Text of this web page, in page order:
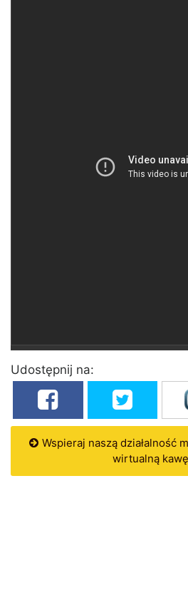
Udostępnij na:
Wspieraj naszą działalność
wirtualną